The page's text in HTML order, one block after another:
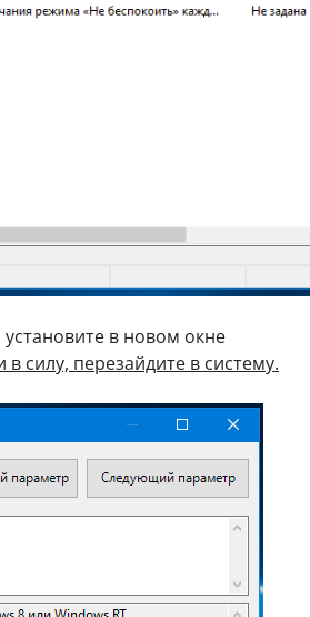
установите в новом окне
силу, перезайдите в систему.